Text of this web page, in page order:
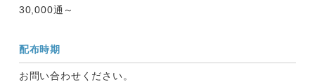
30,000通～
配布時期
お問い合わせください。